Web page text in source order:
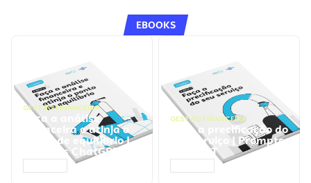
EBOOKS
GESTÃO FINANCEIRA
Faça a análise
financeira e atinja o
ponto de equilíbrio |
Prompts ChatGPT
GESTÃO FINANCEIRA
Faça a precificação do
seu serviço | Prompts
ChatGPT